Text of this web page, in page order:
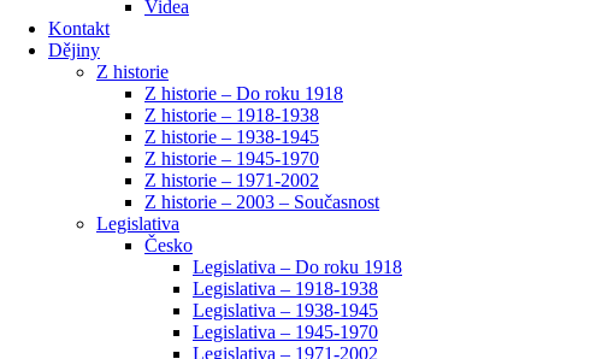
Videa
Kontakt
Dějiny
Z historie
Z historie – Do roku 1918
Z historie – 1918-1938
Z historie – 1938-1945
Z historie – 1945-1970
Z historie – 1971-2002
Z historie – 2003 – Současnost
Legislativa
Česko
Legislativa – Do roku 1918
Legislativa – 1918-1938
Legislativa – 1938-1945
Legislativa – 1945-1970
Legislativa – 1971-2002